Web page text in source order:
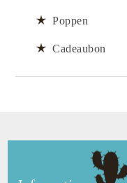
Poppen
Cadeaubon